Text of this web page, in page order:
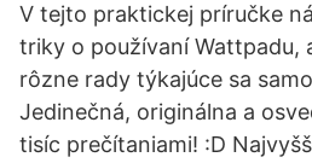
V tejto praktickej príručke
triky o používaní Wattpadu,
rôzne rady týkajúce sa
Jedinečná, originálna a
tisíc prečítaniami! :D